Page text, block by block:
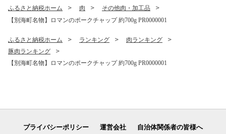
料無料 焼肉 牛肉 焼肉 和牛
焼肉 焼肉用 ボリューム肉 ）
ふるさと納税ホーム 肉
その他肉・加工品
【別海町名物】ロマンのポークチャップ 約700g PR0000001
ふるさと納税ホーム ランキング
肉ランキング
豚肉ランキング
【別海町名物】ロマンのポークチャップ 約700g PR0000001
プライバシーポリシー 運営会社 自治体関係者の皆様へ